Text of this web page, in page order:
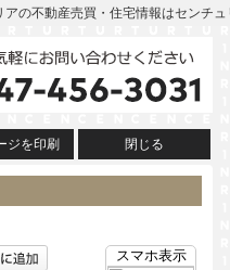
の不動産売買・住宅情報はセンチ
ジを印刷 閉じる
スマホ表示
お気に入りに追加